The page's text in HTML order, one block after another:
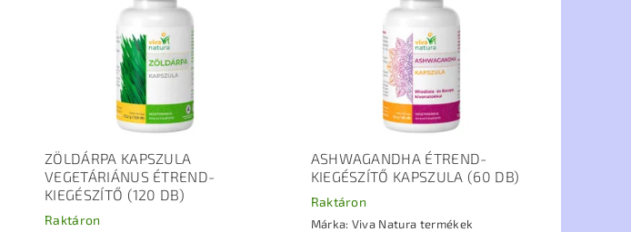
ZÖLDÁRPA KAPSZULA
VEGETÁRIÁNUS ÉTREND-
KIEGÉSZÍTŐ (120 DB)
Raktáron
ASHWAGANDHA ÉTREND-
KIEGÉSZÍTŐ KAPSZULA (60 DB)
Raktáron
Márka: Viva Natura termékek